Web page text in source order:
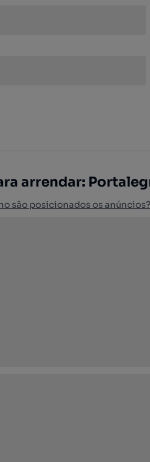
arrendar:
são posicionados os anúncios?